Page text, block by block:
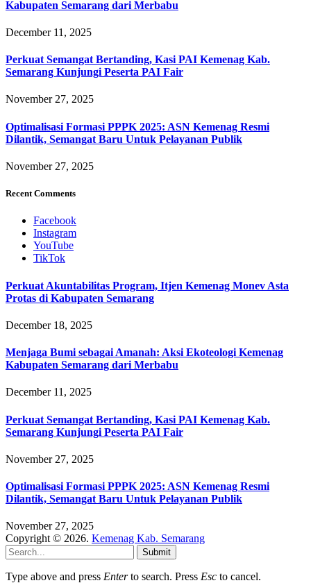
Kabupaten Semarang dari Merbabu
December 11, 2025
Perkuat Semangat Bertanding, Kasi PAI Kemenag Kab.
Semarang Kunjungi Peserta PAI Fair
November 27, 2025
Optimalisasi Formasi PPPK 2025: ASN Kemenag Resmi
Dilantik, Semangat Baru Untuk Pelayanan Publik
November 27, 2025
Recent Comments
Facebook
Instagram
YouTube
TikTok
Perkuat Akuntabilitas Program, Itjen Kemenag Monev Asta
Protas di Kabupaten Semarang
December 18, 2025
Menjaga Bumi sebagai Amanah: Aksi Ekoteologi Kemenag
Kabupaten Semarang dari Merbabu
December 11, 2025
Perkuat Semangat Bertanding, Kasi PAI Kemenag Kab.
Semarang Kunjungi Peserta PAI Fair
November 27, 2025
Optimalisasi Formasi PPPK 2025: ASN Kemenag Resmi
Dilantik, Semangat Baru Untuk Pelayanan Publik
November 27, 2025
Copyright © 2026. Kemenag Kab. Semarang
Submit
Type above and press Enterto search. Press Esc to cancel.